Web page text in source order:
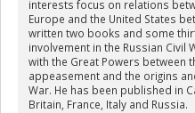
interests focus on relations
Europe and the United States
written two books and some
involvement in the Russian Civil
with the Great Powers between
appeasement and the origins
War. He has been published in
Britain, France, Italy and Russia.